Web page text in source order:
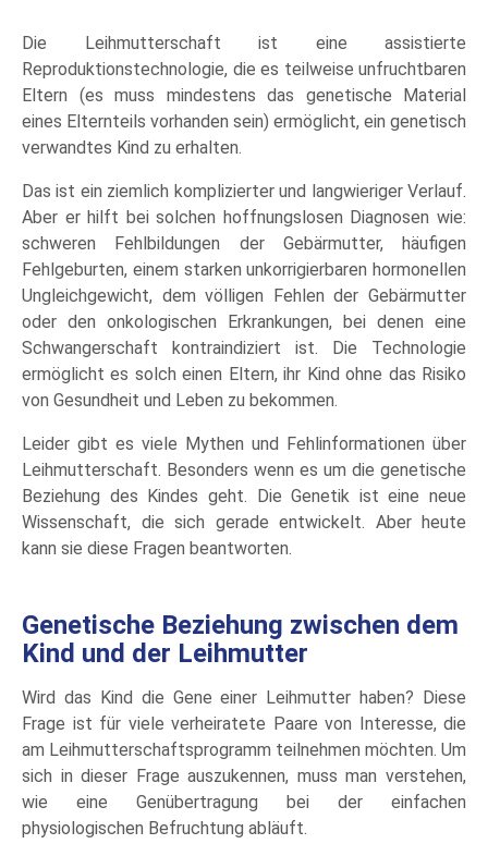
Die Leihmutterschaft ist eine assistierte
Reproduktionstechnologie, die es teilweise unfruchtbaren
Eltern (es muss mindestens das genetische Material
eines Elternteils vorhanden sein) ermöglicht, ein genetisch
verwandtes Kind zu erhalten.
Das ist ein ziemlich komplizierter und langwieriger Verlauf.
Aber er hilft bei solchen hoffnungslosen Diagnosen wie:
schweren Fehlbildungen der Gebärmutter, häufigen
Fehlgeburten, einem starken unkorrigierbaren hormonellen
Ungleichgewicht, dem völligen Fehlen der Gebärmutter
oder den onkologischen Erkrankungen, bei denen eine
Schwangerschaft kontraindiziert ist. Die Technologie
ermöglicht es solch einen Eltern, ihr Kind ohne das Risiko
von Gesundheit und Leben zu bekommen.
Leider gibt es viele Mythen und Fehlinformationen über
Leihmutterschaft. Besonders wenn es um die genetische
Beziehung des Kindes geht. Die Genetik ist eine neue
Wissenschaft, die sich gerade entwickelt. Aber heute
kann sie diese Fragen beantworten.
Genetische Beziehung zwischen dem
Kind und der Leihmutter
Wird das Kind die Gene einer Leihmutter haben? Diese
Frage ist für viele verheiratete Paare von Interesse, die
am Leihmutterschaftsprogramm teilnehmen möchten. Um
sich in dieser Frage auszukennen, muss man verstehen,
wie eine Genübertragung bei der einfachen
physiologischen Befruchtung abläuft.